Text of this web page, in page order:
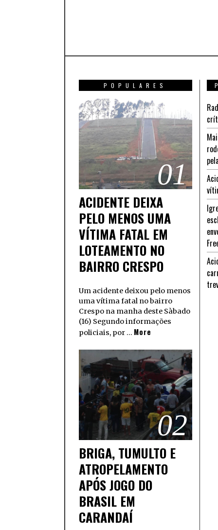
POPULARES
01
ACIDENTE DEIXA
PELO MENOS UMA
VÍTIMA FATAL EM
LOTEAMENTO NO
BAIRRO CRESPO
Um acidente deixou pelo menos
uma vítima fatal no bairro
Crespo na manha deste Sàbado
(16) Segundo informações
policiais, por … More
02
BRIGA, TUMULTO E
ATROPELAMENTO
APÓS JOGO DO
BRASIL EM
CARANDAÍ